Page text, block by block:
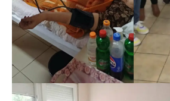
КРВОДАРИТЕЛСТВО
ИНФОРМАЦИИ ЗА
УСЛУГИ